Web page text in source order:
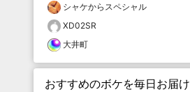
シャケからスペシャル
XD02SR
大井町
おすすめのボケを毎日お届け